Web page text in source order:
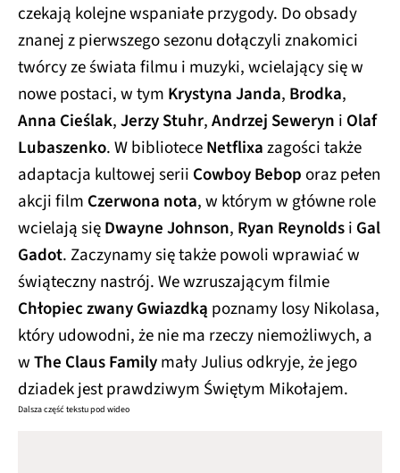
czekają kolejne wspaniałe przygody. Do obsady
znanej z pierwszego sezonu dołączyli znakomici
twórcy ze świata filmu i muzyki, wcielający się w
nowe postaci, w tym Krystyna Janda, Brodka,
Anna Cieślak,Jerzy Stuhr,Andrzej Seweryn i Olaf
Lubaszenko. W biblioteceNetflixazagości także
adaptacja kultowej serii Cowboy Beboporaz pełen
akcji film Czerwona nota, w którym w główne role
wcielają sięDwayne Johnson, Ryan Reynoldsi Gal
Gadot. Zaczynamy się także powoli wprawiać w
świąteczny nastrój. We wzruszającym filmie
Chłopiec zwany Gwiazdką poznamy losy Nikolasa,
który udowodni, że nie ma rzeczy niemożliwych, a
wThe Claus Familymały Julius odkryje, że jego
dziadek jest prawdziwym Świętym Mikołajem.
Dalsza część tekstu pod wideo